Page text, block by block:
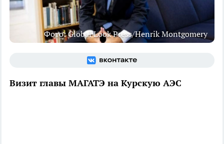
Фото: Global Look Press/Henrik Montgomery
Визит главы МАГАТЭ на Курскую АЭС